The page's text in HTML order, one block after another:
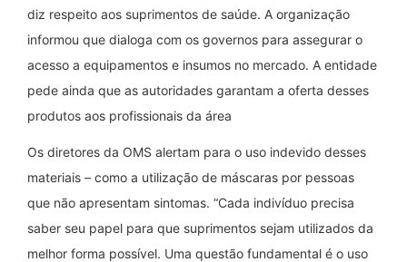
diz respeito aos suprimentos de saúde. A organização
informou que dialoga com os governos para assegurar o
acesso a equipamentos e insumos no mercado. A entidade
pede ainda que as autoridades garantam a oferta desses
produtos aos profissionais da área
Os diretores da OMS alertam para o uso indevido desses
materiais – como a utilização de máscaras por pessoas
que não apresentam sintomas. “Cada indivíduo precisa
saber seu papel para que suprimentos sejam utilizados da
melhor forma possível. Uma questão fundamental é o uso